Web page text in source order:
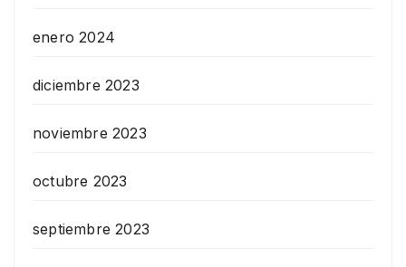
enero 2024
diciembre 2023
noviembre 2023
octubre 2023
septiembre 2023